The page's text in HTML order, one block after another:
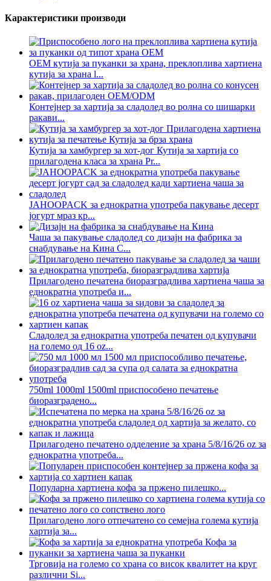
Карактеристики производи
ОЕМ кутија за пуканки за храна, преклоплива хартиена
кутија за храна l...
Контејнер за хартија за сладолед во ролна со шишарки
ракави...
Кутија за хамбургер за хот-дог Кутија за хартија со
прилагодена класа за храна Pr...
JAHOOPACK за еднократна употреба пакување десерт
јогурт мраз кр...
Чаша за пакување сладолед со дизајн на фабрика за
снабдување на Кина C...
Прилагодено печатена биоразградлива хартиена чаша за
еднократна употреба и...
Сладолед за еднократна употреба печатен од купувачи
на големо од 16 oz...
750ml 1000ml 1500ml приспособено печатење
биоразградено...
Прилагодено печатено одделение за храна 5/8/16/26 oz за
еднократна употреба...
Популарна хартиена кофа за пржено пилешко...
Прилагодено лого отпечатено со семејна голема кутија
хартија за...
Трговија на големо со храна со висок квалитет на круг
различни Si...